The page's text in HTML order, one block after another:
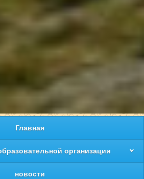
Главная
организации
новости